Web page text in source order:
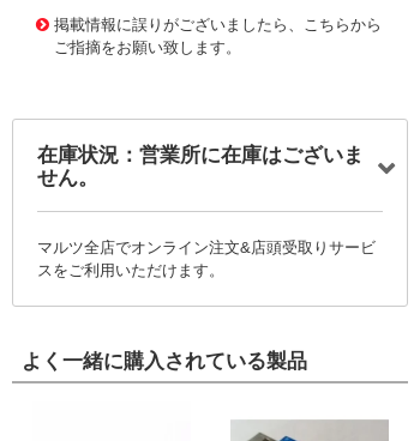
掲載情報に誤りがございましたら、こちらから
ご指摘をお願い致します。
在庫状況：営業所に在庫はございま
せん。
マルツ全店でオンライン注文&店頭受取りサービ
スをご利用いただけます。
よく一緒に購入されている製品